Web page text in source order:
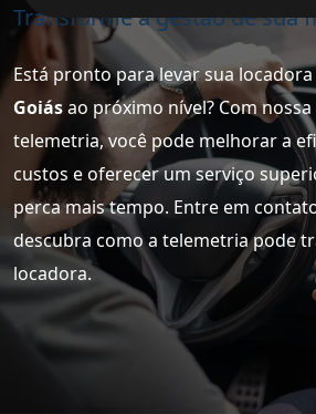
Transforme a gestão de sua
Está pronto para levar sua
Goiásao próximo nível? Com
telemetria, você pode melhorar a
custos e oferecer um serviço
perca mais tempo. Entre em
descubra como a telemetria pode
locadora.